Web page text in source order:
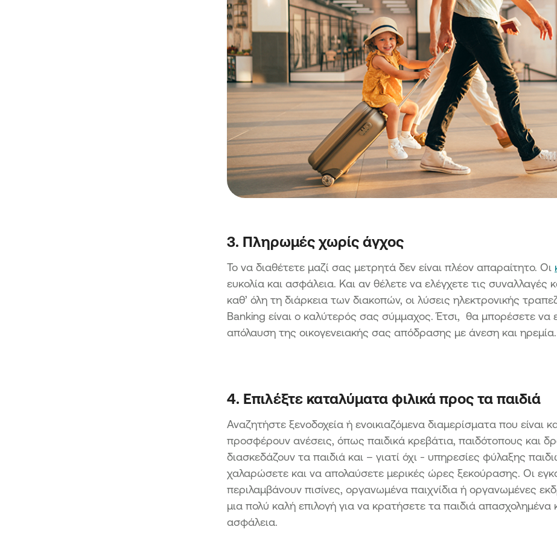
3. Πληρωμές χωρίς άγχος
Το να διαθέτετε μαζί σας μετρητά δεν είναι πλέον απαραίτητο. Οι
ευκολία και ασφάλεια. Και αν θέλετε να ελέγχετε τις συναλλαγές
καθ’ όλη τη διάρκεια των διακοπών, οι λύσεις ηλεκτρονικής
Banking είναι ο καλύτερός σας σύμμαχος. Έτσι, θα μπορέσετε να
απόλαυση της οικογενειακής σας απόδρασης με άνεση και ηρεμία.
4. Επιλέξτε καταλύματα φιλικά προς τα παιδιά
Αναζητήστε ξενοδοχεία ή ενοικιαζόμενα διαμερίσματα που είναι
προσφέρουν ανέσεις, όπως παιδικά κρεβάτια, παιδότοπους και
διασκεδάζουν τα παιδιά και – γιατί όχι - υπηρεσίες φύλαξης
χαλαρώσετε και να απολαύσετε μερικές ώρες ξεκούρασης. Οι
περιλαμβάνουν πισίνες, οργανωμένα παιχνίδια ή οργανωμένες
μια πολύ καλή επιλογή για να κρατήσετε τα παιδιά απασχολημένα
ασφάλεια.